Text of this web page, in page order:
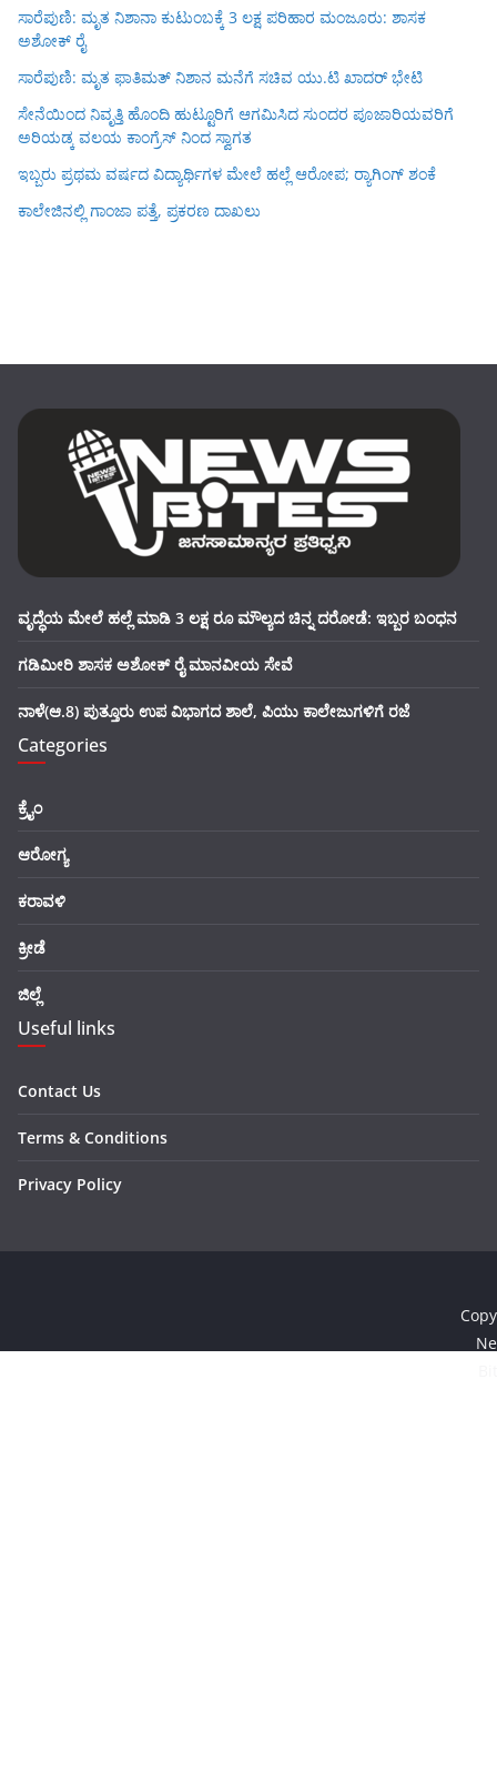
ಸಾರೆಪುಣಿ: ಮೃತ ನಿಶಾನಾ ಕುಟುಂಬಕ್ಕೆ 3 ಲಕ್ಷ ಪರಿಹಾರ ಮಂಜೂರು: ಶಾಸಕ
ಅಶೋಕ್ ರೈ
ಸಾರೆಪುಣಿ: ಮೃತ ಫಾತಿಮತ್ ನಿಶಾನ ಮನೆಗೆ ಸಚಿವ ಯು.ಟಿ ಖಾದರ್ ಭೇಟಿ
ಸೇನೆಯಿಂದ ನಿವೃತ್ತಿ ಹೊಂದಿ ಹುಟ್ಟೂರಿಗೆ ಆಗಮಿಸಿದ ಸುಂದರ ಪೂಜಾರಿಯವರಿಗೆ
ಅರಿಯಡ್ಕ ವಲಯ ಕಾಂಗ್ರೆಸ್ ನಿಂದ ಸ್ವಾಗತ
ಇಬ್ಬರು ಪ್ರಥಮ ವರ್ಷದ ವಿದ್ಯಾರ್ಥಿಗಳ ಮೇಲೆ ಹಲ್ಲೆ ಆರೋಪ; ರ‍್ಯಾಗಿಂಗ್ ಶಂಕೆ
ಕಾಲೇಜಿನಲ್ಲಿ ಗಾಂಜಾ ಪತ್ತೆ, ಪ್ರಕರಣ ದಾಖಲು
ವೃದ್ಧೆಯ ಮೇಲೆ ಹಲ್ಲೆ ಮಾಡಿ 3 ಲಕ್ಷ ರೂ ಮೌಲ್ಯದ ಚಿನ್ನ ದರೋಡೆ: ಇಬ್ಬರ ಬಂಧನ
ಗಡಿಮೀರಿ ಶಾಸಕ ಅಶೋಕ್ ರೈ ಮಾನವೀಯ ಸೇವೆ
ನಾಳೆ(ಆ.8) ಪುತ್ತೂರು ಉಪ ವಿಭಾಗದ ಶಾಲೆ, ಪಿಯು ಕಾಲೇಜುಗಳಿಗೆ ರಜೆ
Categories
ಕ್ರೈಂ
ಆರೋಗ್ಯ
ಕರಾವಳಿ
ಕ್ರೀಡೆ
ಜಿಲ್ಲೆ
Useful links
Contact Us
Terms & Conditions
Privacy Policy